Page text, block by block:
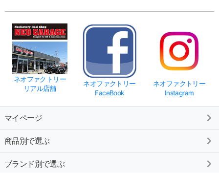
ネオファクトリー
リアル店舗
ネオファクトリー
FaceBook
ネオファクトリー
Instagram
マイページ
商品別で選ぶ
ブランド別で選ぶ